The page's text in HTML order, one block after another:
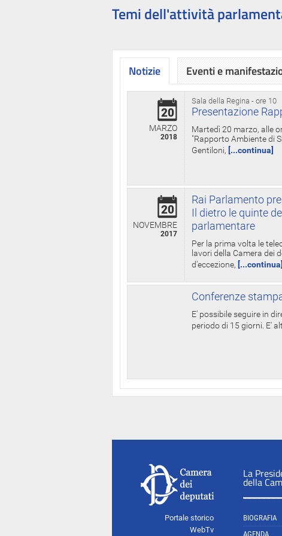
Temi dell'attività
Notizie
Sala della Regina - ore 10
20
MARZO
2018
Presentazione
Martedì 20 marzo, alle
"Rapporto Ambiente di
Gentiloni, [...continua]
20
NOVEMBRE
2017
Rai Parlamento
Il dietro le quinte
parlamentare
Per la prima volta le
lavori della Camera dei
d'eccezione, [...continua]
Conferenze
E' possibile seguire in
periodo di 15 giorni. E'
Eventi e
Portale storico
WebTv
La
della
BIOGRAFIA
AGENDA